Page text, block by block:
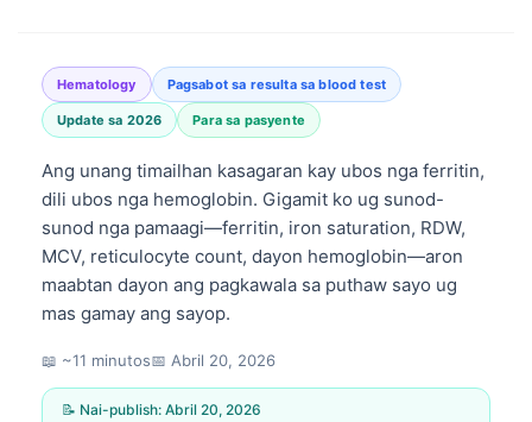
Hematology Pagsabot sa resulta sa blood test
Update sa 2026 Para sa pasyente
Ang unang timailhan kasagaran kay ubos nga ferritin,
dili ubos nga hemoglobin. Gigamit ko ug sunod-
sunod nga pamaagi—ferritin, iron saturation, RDW,
MCV, reticulocyte count, dayon hemoglobin—aron
maabtan dayon ang pagkawala sa puthaw sayo ug
mas gamay ang sayop.
📖 ~11 minutos📅 Abril 20, 2026
📝 Nai-publish: Abril 20, 2026